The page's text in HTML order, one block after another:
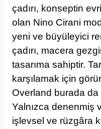
çadırı, konseptin
olan Nino Cirani
yeni ve büyüleyici
çadırı, macera
tasarıma sahiptir.
karşılamak için
Overland burada
Yalnızca denenmiş
işlevsel ve rüzgâra